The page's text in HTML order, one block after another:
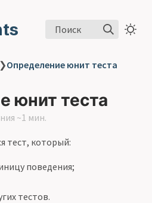
Поиск
❯Определение юнит теста
юнит теста
~1 мин.
тест, который:
поведения;
тестов.